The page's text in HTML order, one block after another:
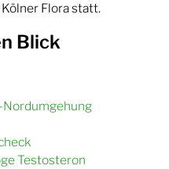
Flora statt.
Blick
Testosteron